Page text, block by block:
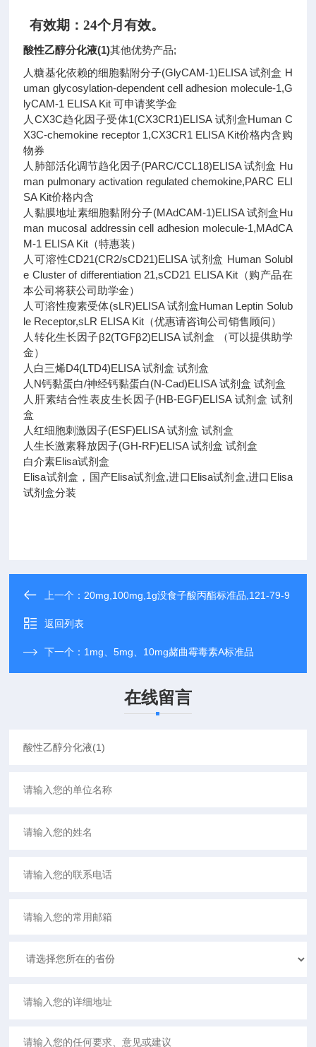
有效期：24个月有效。
酸性乙醇分化液(1)其他优势产品;
人糖基化依赖的细胞黏附分子(GlyCAM-1)ELISA 试剂盒 H
uman glycosylation-dependent cell adhesion molecule-1,G
lyCAM-1 ELISA Kit 可申请奖学金
人CX3C趋化因子受体1(CX3CR1)ELISA 试剂盒Human C
X3C-chemokine receptor 1,CX3CR1 ELISA Kit价格内含购
物券
人肺部活化调节趋化因子(PARC/CCL18)ELISA 试剂盒 Hu
man pulmonary activation regulated chemokine,PARC ELI
SA Kit价格内含
人黏膜地址素细胞黏附分子(MAdCAM-1)ELISA 试剂盒Hu
man mucosal addressin cell adhesion molecule-1,MAdCA
M-1 ELISA Kit（特惠装）
人可溶性CD21(CR2/sCD21)ELISA 试剂盒 Human Solubl
e Cluster of differentiation 21,sCD21 ELISA Kit（购产品在
本公司将获公司助学金）
人可溶性瘦素受体(sLR)ELISA 试剂盒Human Leptin Solub
le Receptor,sLR ELISA Kit（优惠请咨询公司销售顾问）
人转化生长因子β2(TGFβ2)ELISA 试剂盒 （可以提供助学
金）
人白三烯D4(LTD4)ELISA 试剂盒 试剂盒
人N钙黏蛋白/神经钙黏蛋白(N-Cad)ELISA 试剂盒 试剂盒
人肝素结合性表皮生长因子(HB-EGF)ELISA 试剂盒 试剂
盒
人红细胞刺激因子(ESF)ELISA 试剂盒 试剂盒
人生长激素释放因子(GH-RF)ELISA 试剂盒 试剂盒
白介素Elisa试剂盒
Elisa试剂盒，国产Elisa试剂盒,进口Elisa试剂盒,进口Elisa
试剂盒分装
上一个： 20mg,100mg,1g没食子酸丙酯标准品,121-79-9
返回列表
下一个： 1mg、5mg、10mg赭曲霉毒素A标准品
在线留言